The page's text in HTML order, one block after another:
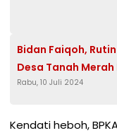
Bidan Faiqoh,
Desa Tanah Merah
Rabu, 10 Juli 2024
Kendati heboh,